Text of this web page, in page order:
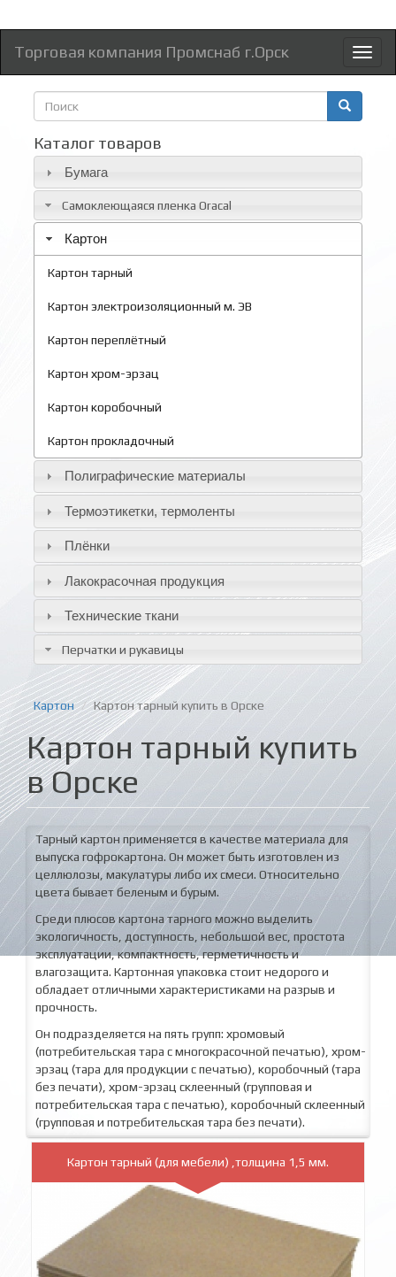
Торговая компания Промснаб г.Орск
Форма
поиска
Каталог товаров
Бумага
Самоклеющаяся пленка Oracal
Картон
Картон тарный
Картон электроизоляционный м. ЭВ
Картон переплётный
Картон хром-эрзац
Картон коробочный
Картон прокладочный
Полиграфические материалы
Термоэтикетки, термоленты
Плёнки
Лакокрасочная продукция
Технические ткани
Перчатки и рукавицы
Картон Картон тарный купить в Орске
Картон тарный купить
в Орске
Тарный картон применяется в качестве материала для
выпуска гофрокартона. Он может быть изготовлен из
целлюлозы, макулатуры либо их смеси. Относительно
цвета бывает беленым и бурым.
Среди плюсов картона тарного можно выделить
экологичность, доступность, небольшой вес, простота
эксплуатации, компактность, герметичность и
влагозащита. Картонная упаковка стоит недорого и
обладает отличными характеристиками на разрыв и
прочность.
Он подразделяется на пять групп: хромовый
(потребительская тара с многокрасочной печатью), хром-
эрзац (тара для продукции с печатью), коробочный (тара
без печати), хром-эрзац склеенный (групповая и
потребительская тара с печатью), коробочный склеенный
(групповая и потребительская тара без печати).
Картон тарный (для мебели) ,толщина 1,5 мм.